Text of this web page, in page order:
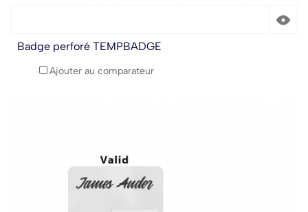
Badge perforé TEMPBADGE
Ajouter au comparateur